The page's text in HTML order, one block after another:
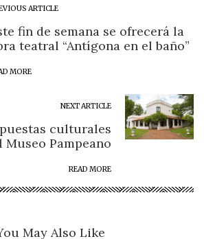
ARTICLE
fin de semana se ofrecerá la
teatral “Antígona en el baño”
MORE
NEXT ARTICLE
culturales
Museo Pampeano
READ MORE
May Also Like